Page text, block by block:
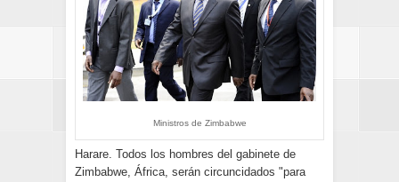
Ministros de Zimbabwe
Harare. Todos los hombres del gabinete de
Zimbabwe, África, serán circuncidados "para